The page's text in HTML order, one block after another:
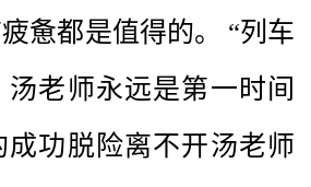
惫都是值得的。 “列车
老师永远是第一时间
成功脱险离不开汤老师